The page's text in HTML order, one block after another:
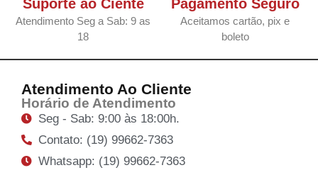
Suporte ao Ciente
Atendimento Seg a Sab: 9 as
18
Pagamento Seguro
Aceitamos cartão, pix e
boleto
Atendimento Ao Cliente
Horário de Atendimento
Seg - Sab: 9:00 às 18:00h.
Contato: (19) 99662-7363
Whatsapp: (19) 99662-7363